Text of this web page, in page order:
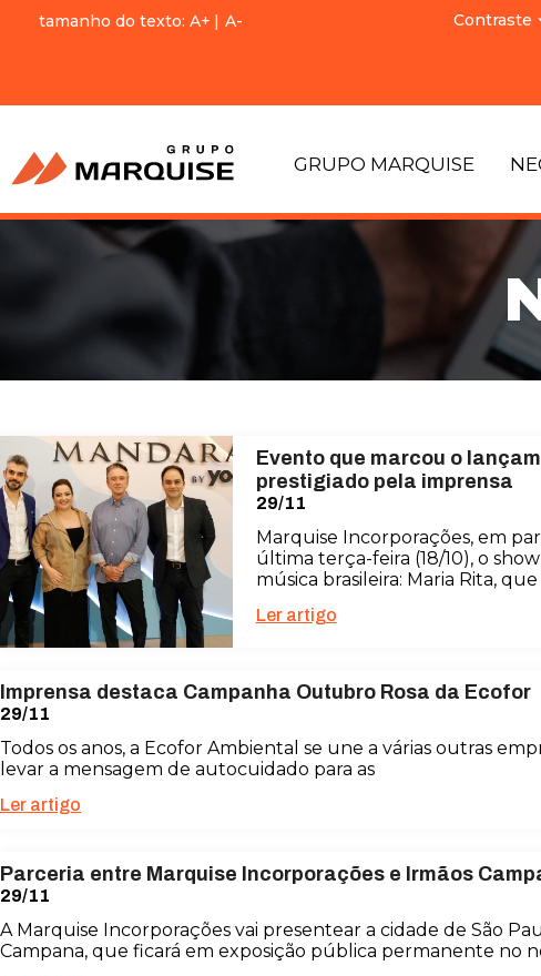
tamanho do texto: A+ | A- Contraste
GRUPO MARQUISE
Evento que marcou o
prestigiado pela imprensa
29/11
Marquise Incorporações, em
última terça-feira (18/10), o
música brasileira: Maria Rita, que
Ler artigo
Imprensa destaca Campanha Outubro Rosa da Ecofor
29/11
Todos os anos, a Ecofor Ambiental se une a várias outras
levar a mensagem de autocuidado para as
Ler artigo
Parceria entre Marquise Incorporações e Irmãos
29/11
A Marquise Incorporações vai presentear a cidade de São
Campana, que ficará em exposição pública permanente no